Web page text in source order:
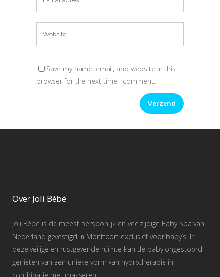
Save my name, email, and website in this
browser for the next time I comment.
Over Joli Bébé
Joli Bébé is de meest persoonlijk en veelzijdige Baby Spa van
Nederland gevestigd in Montfoort exclusief voor baby’s. In
deze veilige en rustgevende ruimte kan de baby ongestoord
genieten van een unieke vorm van hydrotherapie in
combinatie met masseren.